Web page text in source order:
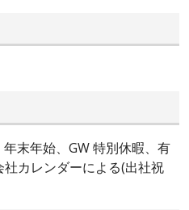
末年始、GW 特別休暇、有
カレンダーによる(出社祝